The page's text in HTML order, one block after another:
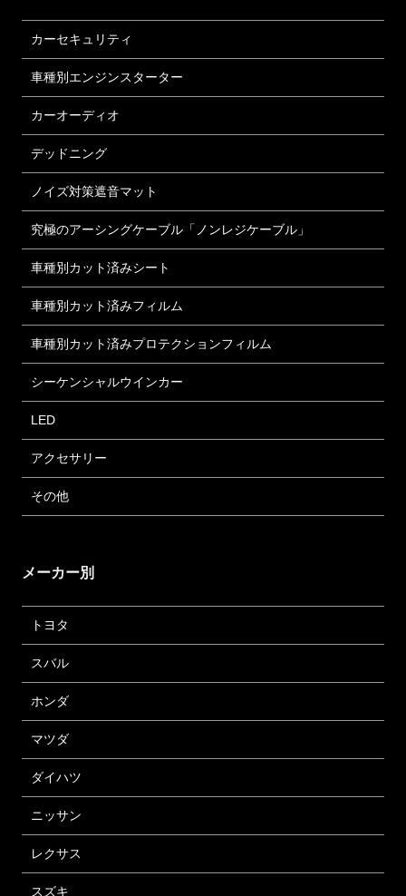
カーセキュリティ
車種別エンジンスターター
カーオーディオ
デッドニング
ノイズ対策遮音マット
究極のアーシングケーブル「ノンレジケーブル」
車種別カット済みシート
車種別カット済みフィルム
車種別カット済みプロテクションフィルム
シーケンシャルウインカー
LED
アクセサリー
その他
メーカー別
トヨタ
スバル
ホンダ
マツダ
ダイハツ
ニッサン
レクサス
スズキ